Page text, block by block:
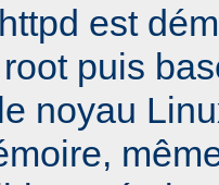
est
puis
noyau